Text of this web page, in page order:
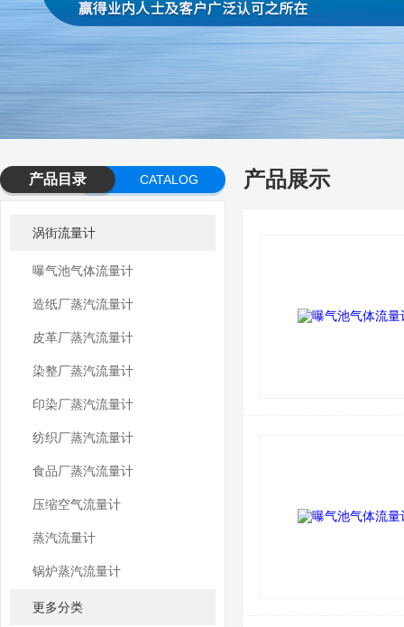
产品目录 CATALOG
涡街流量计
曝气池气体流量计
造纸厂蒸汽流量计
皮革厂蒸汽流量计
染整厂蒸汽流量计
印染厂蒸汽流量计
纺织厂蒸汽流量计
食品厂蒸汽流量计
压缩空气流量计
蒸汽流量计
锅炉蒸汽流量计
更多分类
产品展示